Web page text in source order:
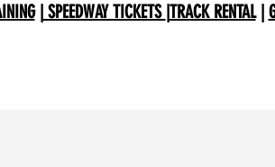
|SPEEDWAY TICKETS |TRACK RENTAL|